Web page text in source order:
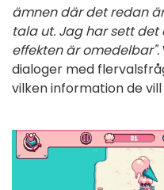
ämnen där det redan
tala ut. Jag har sett
effekten är omedelbar".
dialoger med
vilken information de